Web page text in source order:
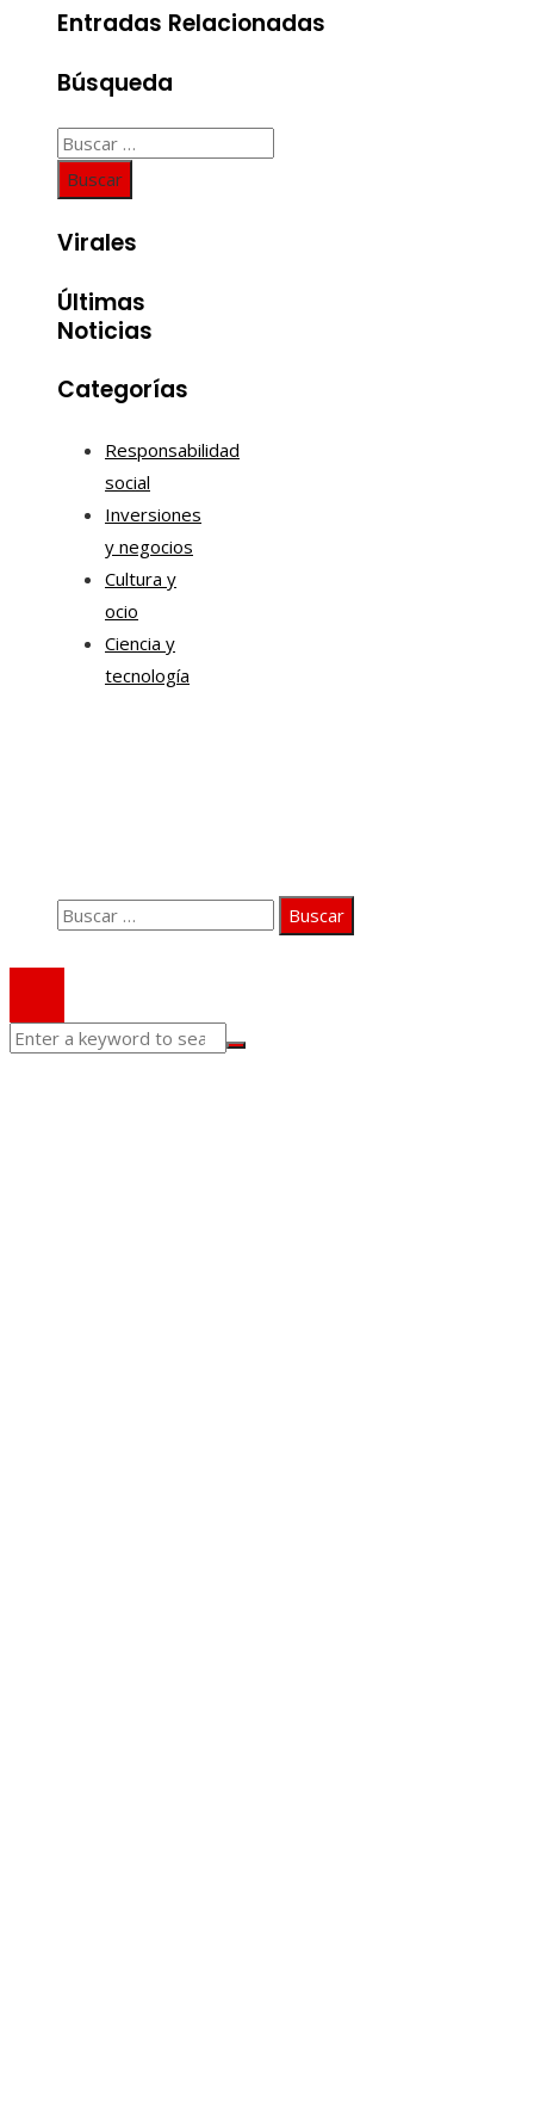
Entradas Relacionadas
Búsqueda
Buscar:
Virales
Últimas
Noticias
Categorías
Responsabilidad
social
Inversiones
y negocios
Cultura y
ocio
Ciencia y
tecnología
Buscar: